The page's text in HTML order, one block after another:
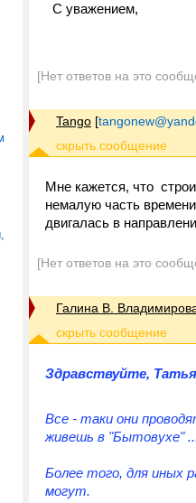
С уважением,
[Нет ответов на это
Tango [
Мне кажется, что
немалую часть
двигалась в
[Нет ответов на это
Галина В.
Здравствуйте,
Все - таки они
живешь в "Бытовухе"
Более того, для иных
могут.